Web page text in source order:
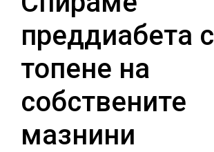
преддиабета с
топене на
собствените
мазнини